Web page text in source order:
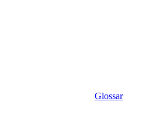
Glossar